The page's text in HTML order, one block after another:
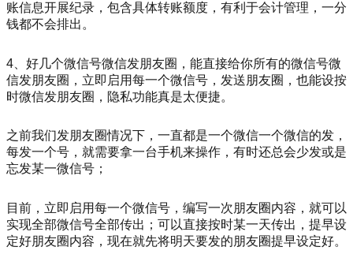
账信息开展纪录，包含具体转账额度，有利于会计管理，一分
钱都不会排出。
4、好几个微信号微信发朋友圈，能直接给你所有的微信号微
信发朋友圈，立即启用每一个微信号，发送朋友圈，也能设按
时微信发朋友圈，隐私功能真是太便捷。
之前我们发朋友圈情况下，一直都是一个微信一个微信的发，
每发一个号，就需要拿一台手机来操作，有时还总会少发或是
忘发某一微信号；
目前，立即启用每一个微信号，编写一次朋友圈内容，就可以
实现全部微信号全部传出；可以直接按时某一天传出，提早设
定好朋友圈内容，现在就先将明天要发的朋友圈提早设定好。